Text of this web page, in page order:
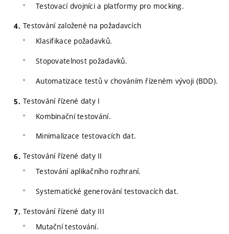
Testovací dvojníci a platformy pro mocking.
Testování založené na požadavcích
Klasifikace požadavků.
Stopovatelnost požadavků.
Automatizace testů v chováním řízeném vývoji (BDD).
Testování řízené daty I
Kombinační testování.
Minimalizace testovacích dat.
Testování řízené daty II
Testování aplikačního rozhraní.
Systematické generování testovacích dat.
Testování řízené daty III
Mutační testování.